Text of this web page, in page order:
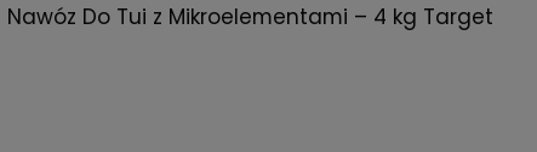
Nawóz Do Tui z Mikroelementami – 4 kg Target